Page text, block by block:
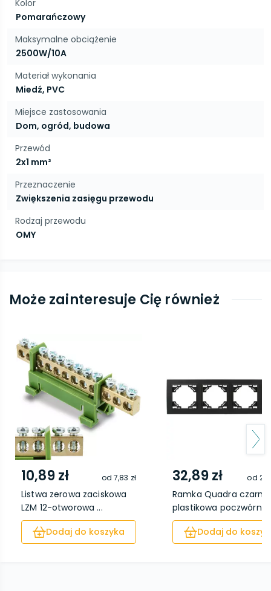
Kolor
Pomarańczowy
Maksymalne obciążenie
2500W/10A
Materiał wykonania
Miedź, PVC
Miejsce zastosowania
Dom, ogród, budowa
Przewód
2x1 mm²
Przeznaczenie
Zwiększenia zasięgu przewodu
Rodzaj przewodu
OMY
Może zainteresuje Cię również
10,89 zł od7,83 zł
Listwa zerowa zaciskowa
LZM 12-otworowa ...
Dodaj do koszyka
32,89 zł od
Ramka Quadra czarna
plastikowa poczwórna
Dodaj do